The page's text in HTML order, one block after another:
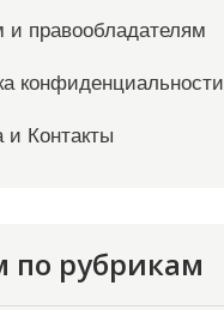
и правообладателям
конфиденциальности
и Контакты
по рубрикам